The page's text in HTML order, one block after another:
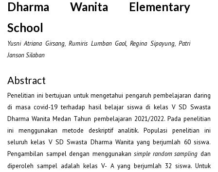
Dharma Wanita Elementary
School
Yusni Atriana Girsang, Rumiris Lumban Gaol, Regina Sipayung, Patri
Janson Silaban
Abstract
Penelitian ini bertujuan untuk mengetahui pengaruh pembelajaran daring
di masa covid-19 terhadap hasil belajar siswa di kelas V SD Swasta
Dharma Wanita Medan Tahun pembelajaran 2021/2022. Pada penelitian
ini menggunakan metode deskriptif analitik. Populasi penelitian ini
seluruh kelas V SD Swasta Dharma Wanita yang berjumlah 60 siswa.
Pengambilan sampel dengan menggunakansimple random sampling dan
diperoleh sampel adalah kelas V- A yang berjumlah 32 siswa. Untuk